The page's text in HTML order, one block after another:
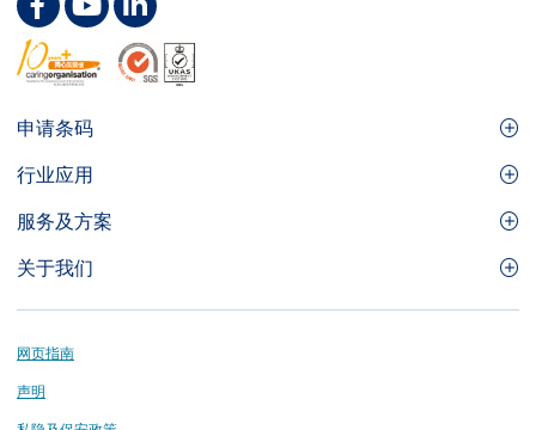
Footer
Site
Menu
申请条码
GS1条码
实用工具及资源
行业应用
食品及餐饮服务
运输及物流
服务及方案
品牌保护
关于我们
关于香港货品编码协会
业界应用的标准
认识我们的团队
刊物
Footer
网页指南
声明